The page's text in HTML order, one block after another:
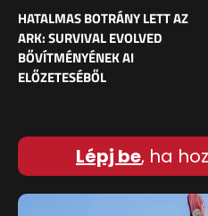
HATALMAS BOTRÁNY LETT AZ
ARK: SURVIVAL EVOLVED
BŐVÍTMÉNYÉNEK AI
ELŐZETESÉBŐL
Lépj be, ha